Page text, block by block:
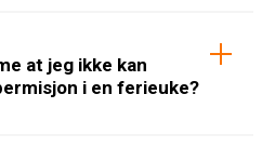
at jeg ikke kan
i en ferieuke?